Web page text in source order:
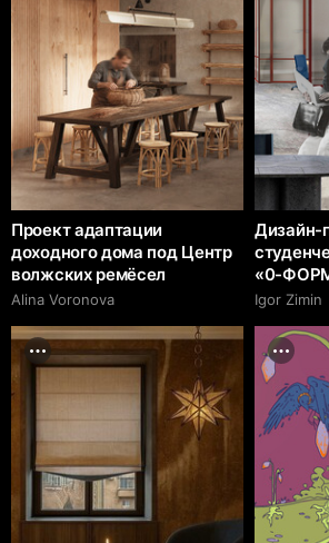
Проект адаптации
доходного дома под Центр
волжских ремёсел
Alina Voronova
Дизайн-
«0-
Igor Zimin